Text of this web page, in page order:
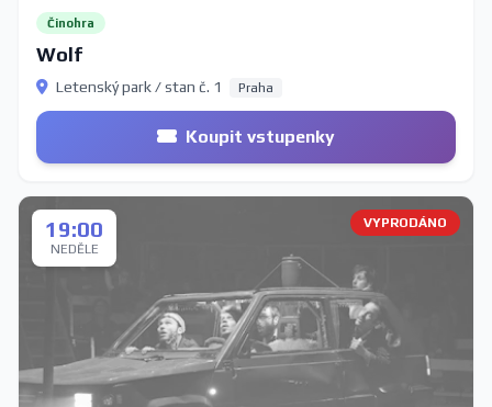
Činohra
Wolf
Letenský park / stan č. 1 Praha
Koupit vstupenky
19:00
NEDĚLE
VYPRODÁNO